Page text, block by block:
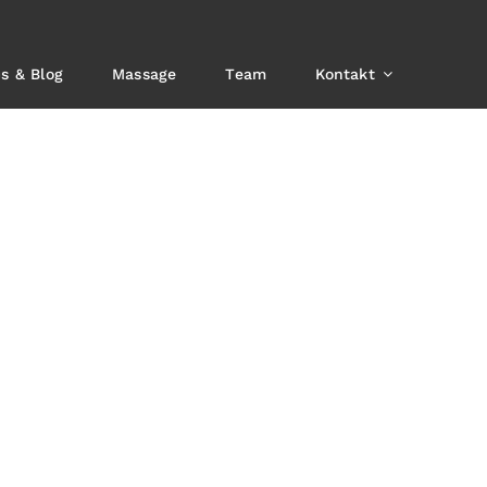
& Blog Massage Team Kontakt